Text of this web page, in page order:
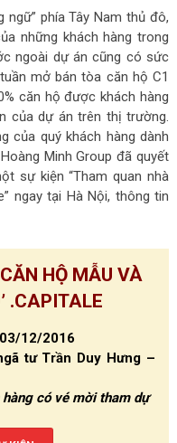
phía Tây Nam thủ đô,
những khách hàng trong
ngoài dự án cũng có sức
mở bán tòa căn hộ C1
căn hộ được khách hàng
của dự án trên thị trường.
của quý khách hàng dành
Minh Group đã quyết
sự kiện “Tham quan nhà
ngay tại Hà Nội, thông tin
HỘ MẪU VÀ
.CAPITALE
12/2016
tư Trần Duy Hưng –
có vé mời tham dự